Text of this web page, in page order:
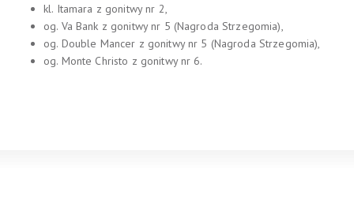
kl. Itamara z gonitwy nr 2,
og. Va Bank z gonitwy nr 5 (Nagroda Strzegomia),
og. Double Mancer z gonitwy nr 5 (Nagroda Strzegomia),
og. Monte Christo z gonitwy nr 6.